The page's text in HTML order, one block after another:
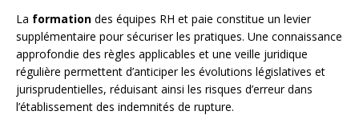
La formation des équipes RH et paie constitue un levier
supplémentaire pour sécuriser les pratiques. Une connaissance
approfondie des règles applicables et une veille juridique
régulière permettent d’anticiper les évolutions législatives et
jurisprudentielles, réduisant ainsi les risques d’erreur dans
l’établissement des indemnités de rupture.